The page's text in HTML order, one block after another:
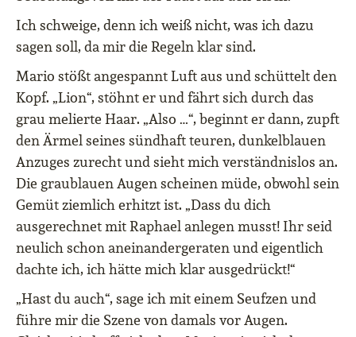
Ich schweige, denn ich weiß nicht, was ich dazu
sagen soll, da mir die Regeln klar sind.
Mario stößt angespannt Luft aus und schüttelt den
Kopf. „Lion“, stöhnt er und fährt sich durch das
grau melierte Haar. „Also …“, beginnt er dann, zupft
den Ärmel seines sündhaft teuren, dunkelblauen
Anzuges zurecht und sieht mich verständnislos an.
Die graublauen Augen scheinen müde, obwohl sein
Gemüt ziemlich erhitzt ist. „Dass du dich
ausgerechnet mit Raphael anlegen musst! Ihr seid
neulich schon aneinandergeraten und eigentlich
dachte ich, ich hätte mich klar ausgedrückt!“
„Hast du auch“, sage ich mit einem Seufzen und
führe mir die Szene von damals vor Augen.